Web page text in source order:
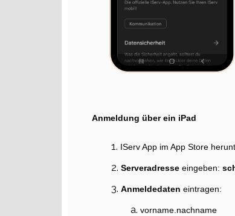
Anmeldung über ein iPad
IServ App im App Store
Serveradresse eingeben:
Anmeldedaten eintragen:
vorname.nachname